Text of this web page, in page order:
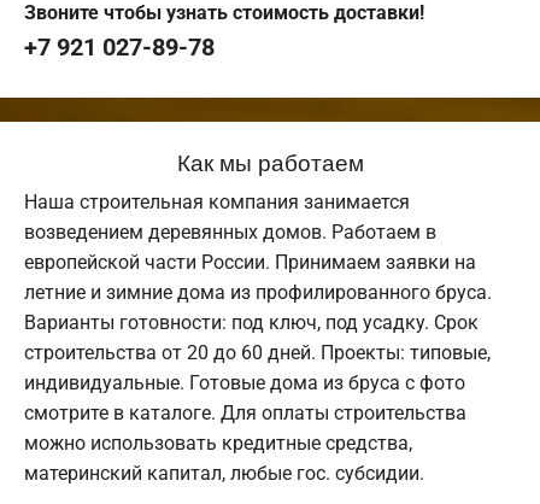
Звоните чтобы узнать стоимость доставки!
+7 921 027-89-78
Как мы работаем
Наша строительная компания занимается
возведением деревянных домов. Работаем в
европейской части России. Принимаем заявки на
летние и зимние дома из профилированного бруса.
Варианты готовности: под ключ, под усадку. Срок
строительства от 20 до 60 дней. Проекты: типовые,
индивидуальные. Готовые дома из бруса с фото
смотрите в каталоге. Для оплаты строительства
можно использовать кредитные средства,
материнский капитал, любые гос. субсидии.